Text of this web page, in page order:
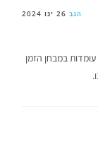
הגב 26 ינו 2024
במבחן הזמן